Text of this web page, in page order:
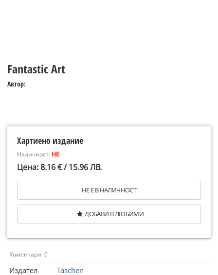
Fantastic Art
Автор:
Хартиено издание
Наличност: НЕ
Цена: 8.16 € / 15.96 ЛВ.
НЕ Е В НАЛИЧНОСТ
ДОБАВИ В ЛЮБИМИ
Коментари: 0
Издател
Taschen